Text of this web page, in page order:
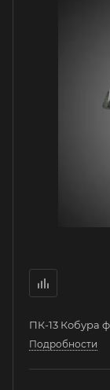
ПК-13 Кобура
Подробности